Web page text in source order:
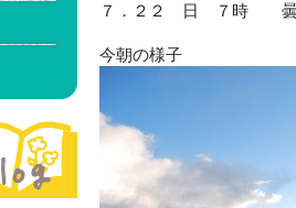
７．２２ 日 ７
今朝の様子